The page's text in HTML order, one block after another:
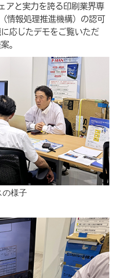
アと実力を誇る印刷業界専
情報処理推進機構）の認可
応じたデモをご覧いただ
。
の様子